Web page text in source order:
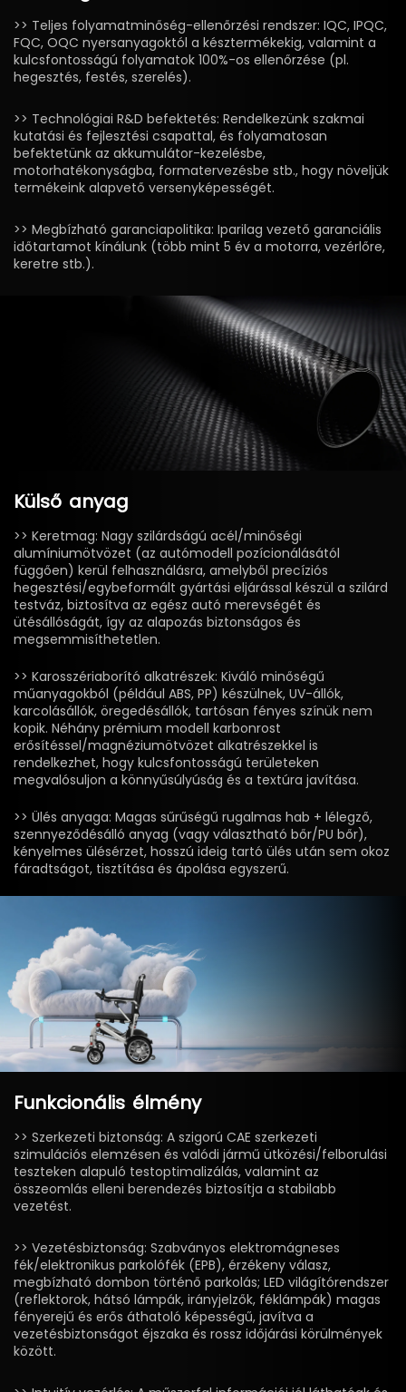
>> Teljes folyamatminőség-ellenőrzési rendszer: IQC, IPQC,
FQC, OQC nyersanyagoktól a késztermékekig, valamint a
kulcsfontosságú folyamatok 100%-os ellenőrzése (pl.
hegesztés, festés, szerelés).
>> Technológiai R&D befektetés: Rendelkezünk szakmai
kutatási és fejlesztési csapattal, és folyamatosan
befektetünk az akkumulátor-kezelésbe,
motorhatékonyságba, formatervezésbe stb., hogy növeljük
termékeink alapvető versenyképességét.
>> Megbízható garanciapolitika: Iparilag vezető garanciális
időtartamot kínálunk (több mint 5 év a motorra, vezérlőre,
keretre stb.).
Külső anyag
>> Keretmag: Nagy szilárdságú acél/minőségi
alumíniumötvözet (az autómodell pozícionálásától
függően) kerül felhasználásra, amelyből precíziós
hegesztési/egybeformált gyártási eljárással készül a szilárd
testváz, biztosítva az egész autó merevségét és
ütésállóságát, így az alapozás biztonságos és
megsemmisíthetetlen.
>> Karosszériaborító alkatrészek: Kiváló minőségű
műanyagokból (például ABS, PP) készülnek, UV-állók,
karcolásállók, öregedésállók, tartósan fényes színük nem
kopik. Néhány prémium modell karbonrost
erősítéssel/magnéziumötvözet alkatrészekkel is
rendelkezhet, hogy kulcsfontosságú területeken
megvalósuljon a könnyűsúlyúság és a textúra javítása.
>> Ülés anyaga: Magas sűrűségű rugalmas hab + lélegző,
szennyeződésálló anyag (vagy választható bőr/PU bőr),
kényelmes ülésérzet, hosszú ideig tartó ülés után sem okoz
fáradtságot, tisztítása és ápolása egyszerű.
Funkcionális élmény
>> Szerkezeti biztonság: A szigorú CAE szerkezeti
szimulációs elemzésen és valódi jármű ütközési/felborulási
teszteken alapuló testoptimalizálás, valamint az
összeomlás elleni berendezés biztosítja a stabilabb
vezetést.
>> Vezetésbiztonság: Szabványos elektromágneses
fék/elektronikus parkolófék (EPB), érzékeny válasz,
megbízható dombon történő parkolás; LED világítórendszer
(reflektorok, hátsó lámpák, irányjelzők, féklámpák) magas
fényerejű és erős áthatoló képességű, javítva a
vezetésbiztonságot éjszaka és rossz időjárási körülmények
között.